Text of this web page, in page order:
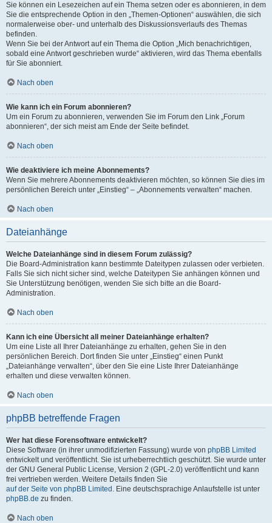
Sie können ein Lesezeichen auf ein Thema setzen oder es abonnieren, in dem
Sie die entsprechende Option in den „Themen-Optionen“ auswählen, die sich
normalerweise ober- und unterhalb des Diskussionsverlaufs des Themas
befinden.
Wenn Sie bei der Antwort auf ein Thema die Option „Mich benachrichtigen,
sobald eine Antwort geschrieben wurde“ aktivieren, wird das Thema ebenfalls
für Sie abonniert.
Nach oben
Wie kann ich ein Forum abonnieren?
Um ein Forum zu abonnieren, verwenden Sie im Forum den Link „Forum
abonnieren“, der sich meist am Ende der Seite befindet.
Nach oben
Wie deaktiviere ich meine Abonnements?
Wenn Sie mehrere Abonnements deaktivieren möchten, so können Sie dies im
persönlichen Bereich unter „Einstieg“ – „Abonnements verwalten“ machen.
Nach oben
Dateianhänge
Welche Dateianhänge sind in diesem Forum zulässig?
Die Board-Administration kann bestimmte Dateitypen zulassen oder verbieten.
Falls Sie sich nicht sicher sind, welche Dateitypen Sie anhängen können und
Sie Unterstützung benötigen, wenden Sie sich bitte an die Board-
Administration.
Nach oben
Kann ich eine Übersicht all meiner Dateianhänge erhalten?
Um eine Liste all Ihrer Dateianhänge zu erhalten, gehen Sie in den
persönlichen Bereich. Dort finden Sie unter „Einstieg“ einen Punkt
„Dateianhänge verwalten“, über den Sie eine Liste Ihrer Dateianhänge
erhalten und diese verwalten können.
Nach oben
phpBB betreffende Fragen
Wer hat diese Forensoftware entwickelt?
Diese Software (in ihrer unmodifizierten Fassung) wurde von phpBB Limited
entwickelt und veröffentlicht. Sie ist urheberrechtlich geschützt. Sie wurde unter
der GNU General Public License, Version 2 (GPL-2.0) veröffentlicht und kann
frei vertrieben werden. Weitere Details finden Sie
auf der Seite von phpBB Limited . Eine deutschsprachige Anlaufstelle ist unter
phpBB.de zu finden.
Nach oben